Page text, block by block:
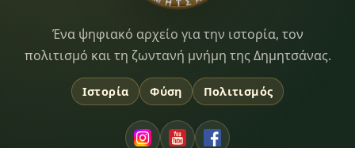
Dimitsana.gr
Ένα ψηφιακό αρχείο για την ιστορία, τον
πολιτισμό και τη ζωντανή μνήμη της Δημητσάνας.
Ιστορία Φύση Πολιτισμός